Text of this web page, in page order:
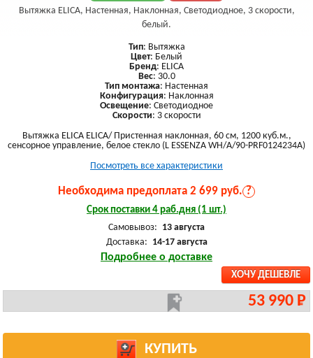
Вытяжка ELICA, Настенная, Наклонная, Светодиодное, 3 скорости,
белый.
Тип: Вытяжка
Цвет: Белый
Бренд: ELICA
Вес: 30.0
Тип монтажа: Настенная
Конфигурация: Наклонная
Освещение: Светодиодное
Скорости: 3 скорости
Вытяжка ELICA ELICA/ Пристенная наклонная, 60 см, 1200 куб.м.,
сенсорное управление, белое стекло (L ESSENZA WH/A/90-PRF0124234A)
Посмотреть все характеристики
Необходима предоплата 2 699 руб. ?
Срок поставки 4 раб.дня (1 шт.)
Самовывоз: 13 августа
Доставка: 14-17 августа
Подробнее о доставке
ХОЧУ ДЕШЕВЛЕ
53 990 Р
КУПИТЬ